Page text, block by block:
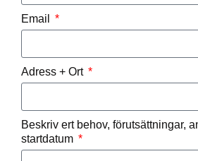
Email
Adress + Ort
Beskriv ert behov, förutsättningar,
startdatum